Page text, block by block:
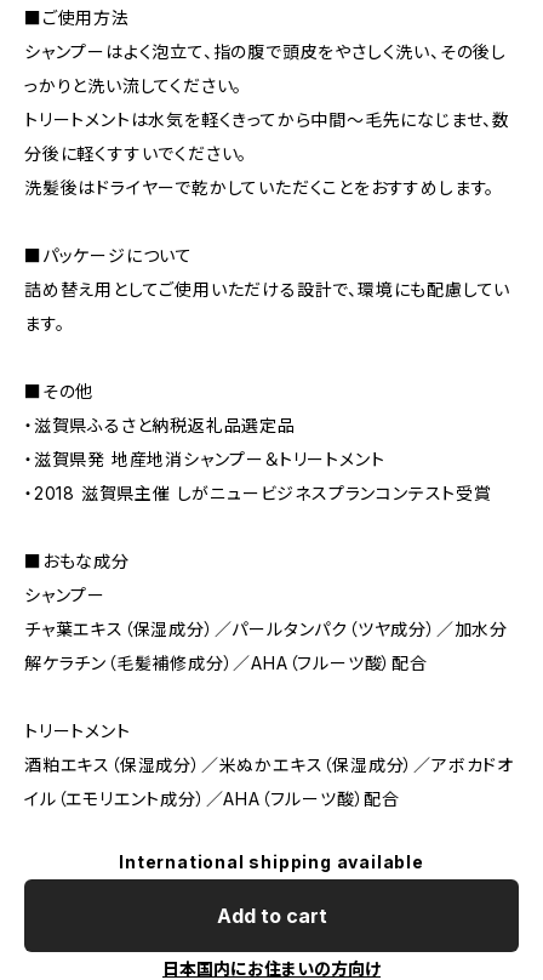
■ご使用方法
シャンプーはよく泡立て、指の腹で頭皮をやさしく洗い、その後し
っかりと洗い流してください。
トリートメントは水気を軽くきってから中間〜毛先になじませ、数
分後に軽くすすいでください。
洗髪後はドライヤーで乾かしていただくことをおすすめします。
■パッケージについて
詰め替え用としてご使用いただける設計で、環境にも配慮してい
ます。
■その他
・滋賀県ふるさと納税返礼品選定品
・滋賀県発 地産地消シャンプー＆トリートメント
・2018 滋賀県主催 しがニュービジネスプランコンテスト受賞
■おもな成分
シャンプー
チャ葉エキス（保湿成分）／パールタンパク（ツヤ成分）／加水分
解ケラチン（毛髪補修成分）／AHA（フルーツ酸）配合
トリートメント
酒粕エキス（保湿成分）／米ぬかエキス（保湿成分）／アボカドオ
イル（エモリエント成分）／AHA（フルーツ酸）配合
International shipping available
Add to cart
日本国内にお住まいの方向け